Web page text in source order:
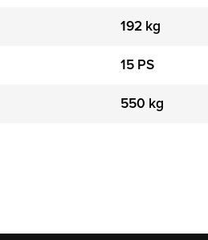
192 kg
15 PS
550 kg